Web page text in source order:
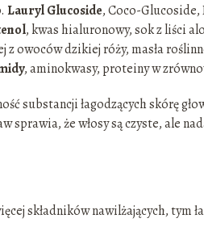
Lauryl Glucoside, Coco-
, kwas hialuronowy, sok z liści
owoców dzikiej róży, masła
, aminokwasy, proteiny w
substancji łagodzących skórę
sprawia, że włosy są czyste, ale
składników nawilżających, tym